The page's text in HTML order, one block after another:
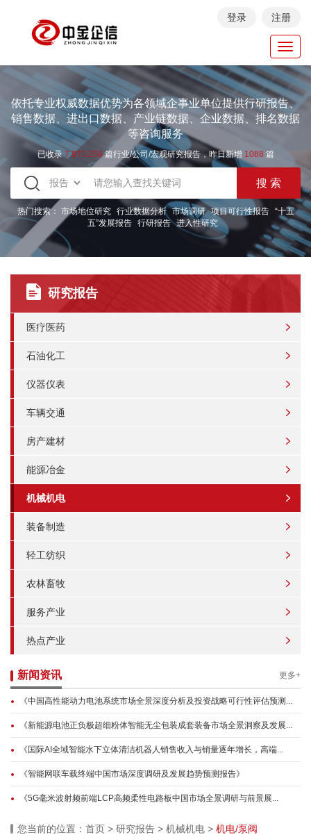
登录 注册
依托专业权威数据优势为各领域企事业单位提供行研报告、
销售数据、进出口数据、产业链数据、企业数据、排名数据
等咨询服务
已收录7.973.258篇行业/公司/宏观研究报告，昨日新增 1088 篇
热门搜索： 市场地位研究 行业数据分析 市场调研 项目可行性报告
“十五
五”发展报告 行研报告 进入性研究
研究报告
医疗医药
石油化工
仪器仪表
车辆交通
房产建材
能源冶金
机械机电
装备制造
轻工纺织
农林畜牧
服务产业
热点产业
新闻资讯 更多+
《中国高性能动力电池系统市场全景深度分析及投资战略可行性评估预测...
《新能源电池正负极超细粉体智能无尘包装成套装备市场全景洞察及发展...
《国际AI全域智能水下立体清洁机器人销售收入与销量逐年增长，高端...
《智能网联车载终端中国市场深度调研及发展趋势预测报告》
《5G毫米波射频前端LCP高频柔性电路板中国市场全景调研与前景展...
您当前的位置： 首页 > 研究报告 > 机械机电 > 机电/泵阀